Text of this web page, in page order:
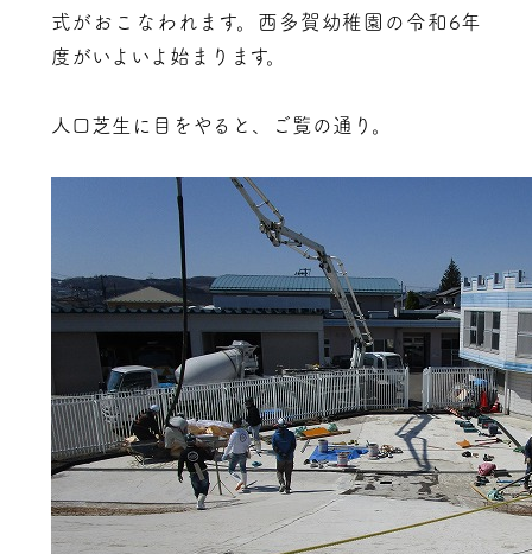
式がおこなわれます。西多賀幼稚園の令和6年
度がいよいよ始まります。
人口芝生に目をやると、ご覧の通り。